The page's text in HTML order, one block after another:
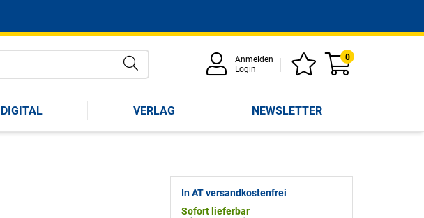
Anmelden
Login
0
DIGITAL VERLAG NEWSLETTER
In AT versandkostenfrei
Sofort lieferbar